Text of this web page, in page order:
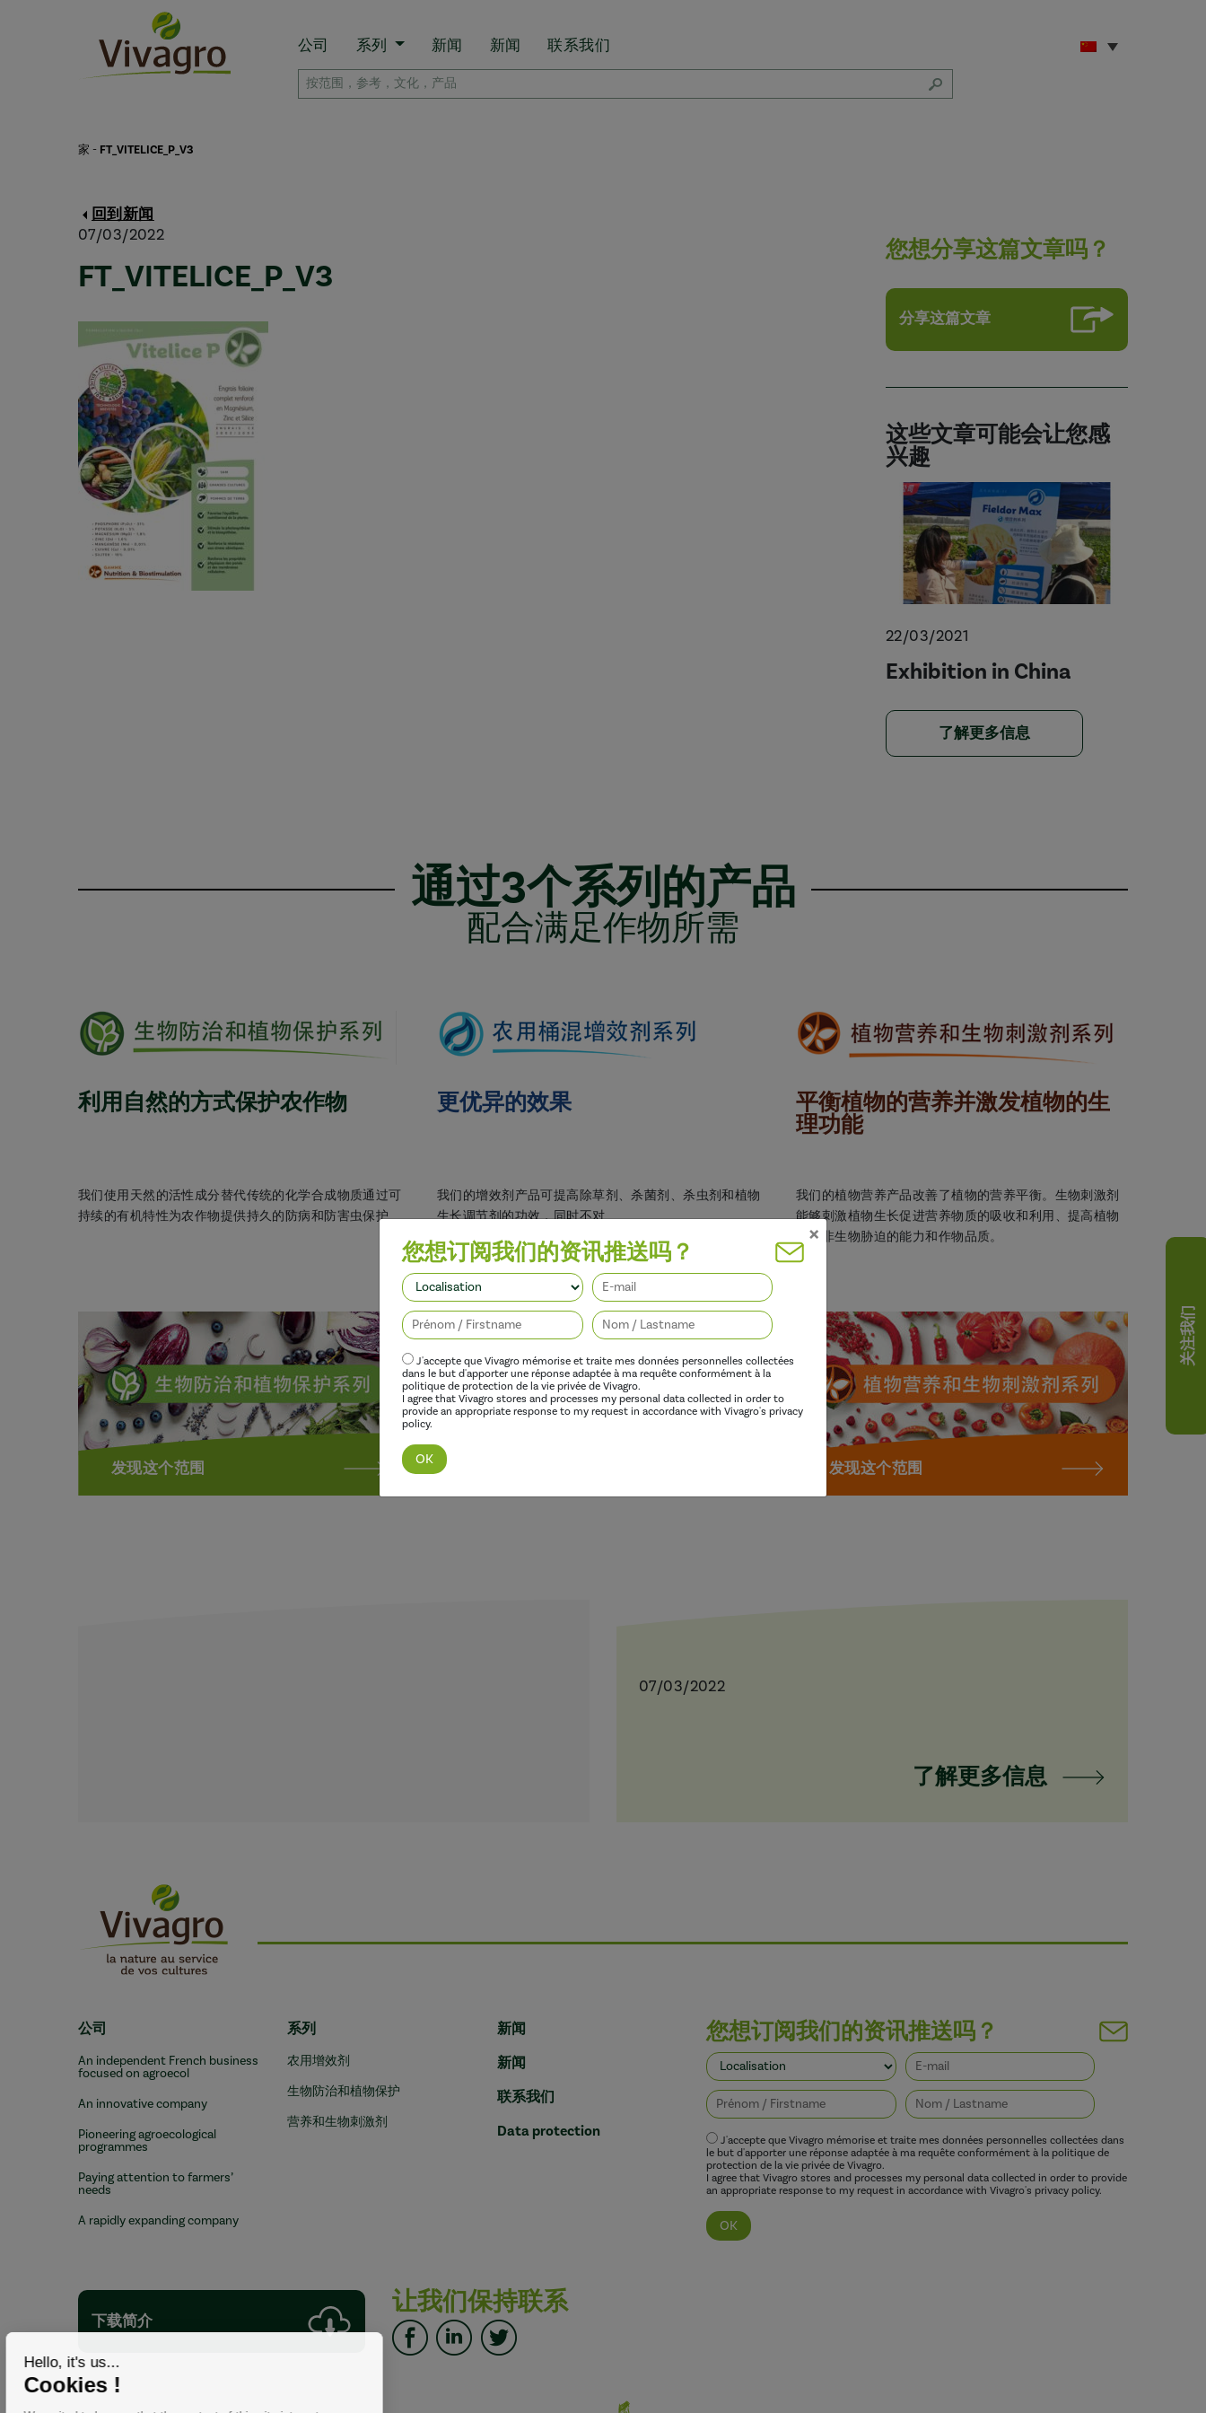
公司 系列 新闻 新闻 联系我们
家 - FT_VITELICE_P_V3
回到新闻
07/03/2022
FT_VITELICE_P_V3
您想分享这篇文章吗？
分享这篇文章
这些文章可能会让您感
兴趣
22/03/2021
Exhibition in China
了解更多信息
通过3个系列的产品
配合满足作物所需
利用自然的方式保护农作物
我们使用天然的活性成分替代传统的化学合成物质通过可
持续的有机特性为农作物提供持久的防病和防害虫保护
发现这个范围
更优异的效果
我们的增效剂产品可提高除草剂、杀菌剂、杀虫剂和植物
生长调节剂的功效，同时不对
平衡植物的营养并激发植物的生
理功能
我们的植物营养产品改善了植物的营养平衡。生物刺激剂
能够刺激植物生长促进营养物质的吸收和利用、提高植物
抵御非生物胁迫的能力和作物品质。
发现这个范围
07/03/2022
了解更多信息
公司
An independent French business
focused on agroecol
An innovative company
Pioneering agroecological
programmes
Paying attention to farmers’
needs
A rapidly expanding company
系列
农用增效剂
生物防治和植物保护
营养和生物刺激剂
新闻
新闻
联系我们
Data protection
下载简介
让我们保持联系
您想订阅我们的资讯推送吗？
J'accepte que Vivagro mémorise et traite mes données personnelles collectées dans
le but d'apporter une réponse adaptée à ma requête conformément à la politique de
protection de la vie privée de Vivagro.
I agree that Vivagro stores and processes my personal data collected in order to provide
an appropriate response to my request in accordance with Vivagro's privacy policy.
关注我们
×
您想订阅我们的资讯推送吗？
J'accepte que Vivagro mémorise et traite mes données personnelles collectées
dans le but d'apporter une réponse adaptée à ma requête conformément à la
politique de protection de la vie privée de Vivagro.
I agree that Vivagro stores and processes my personal data collected in order to
provide an appropriate response to my request in accordance with Vivagro's privacy
policy.